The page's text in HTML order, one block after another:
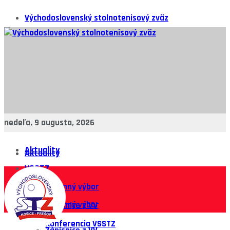
Východoslovenský stolnotenisový zväz
nedeľa, 9 augusta, 2026
Aktuality
VSSTZ
Výkonný výbor
Zápisnice z VV
Konferencia VSSTZ
Aktuality
VSSTZ
Výkonný výbor